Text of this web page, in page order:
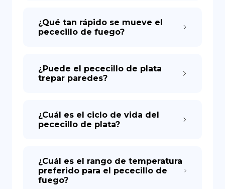
¿Qué tan rápido se mueve el
pececillo de fuego?
¿Puede el pececillo de plata
trepar paredes?
¿Cuál es el ciclo de vida del
pececillo de plata?
¿Cuál es el rango de temperatura
preferido para el pececillo de
fuego?